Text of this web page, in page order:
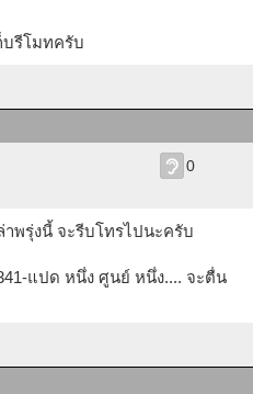
บรีโมทครับ
0
พรุ่งนี้ จะรีบโทรไปนะครับ
แปด หนึ่ง ศูนย์ หนึ่ง.... จะตื่น